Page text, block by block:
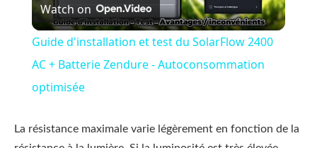
Video
Watch on
Guide d'installation et test du SolarFlow 2400
AC + Batterie Zendure - Autoconsommation
optimisée
La résistance maximale varie légèrement en fonction de la